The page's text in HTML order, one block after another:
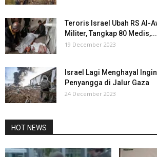
Teroris Israel Ubah RS Al-
Militer, Tangkap 80 Medis,...
19 December 2023
Israel Lagi Menghayal
Penyangga di Jalur Gaza
24 December 2023
HOT NEWS